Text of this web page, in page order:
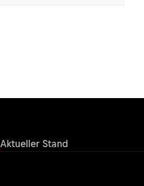
Aktueller Stand